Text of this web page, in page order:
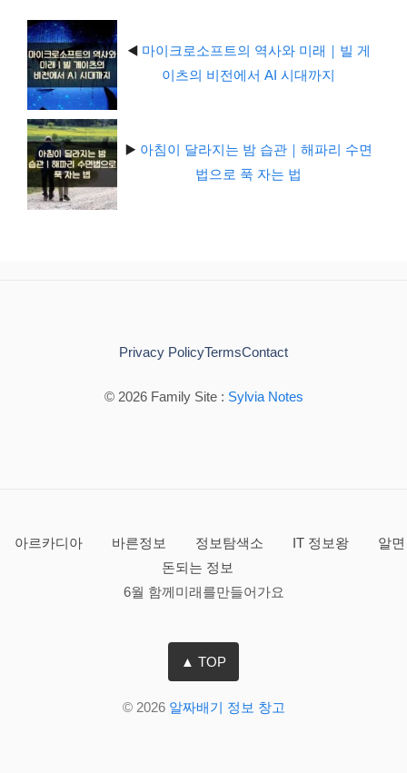
◀️ 마이크로소프트의 역사와 미래｜빌 게
이츠의 비전에서 AI 시대까지
▶️ 아침이 달라지는 밤 습관｜해파리 수면
법으로 푹 자는 법
© 2026 Family Site : Sylvia Notes
Privacy PolicyTermsContact
아르카디아 바른정보 정보탐색소 IT 정보왕
알면
돈되는 정보
6월 함께미래를만들어가요
▲ TOP
© 2026 알짜배기 정보 창고